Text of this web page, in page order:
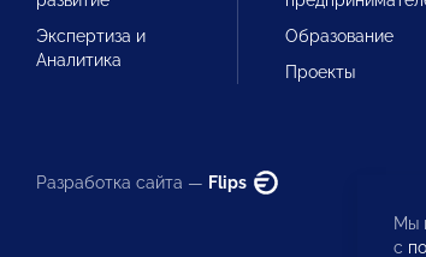
Экспертиза и
Аналитика
Образование
Проекты
Разработка сайта — Flips
Мы
с